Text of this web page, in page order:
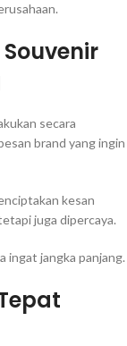
secara
brand yang ingin
kesan
juga dipercaya.
ingat jangka panjang.